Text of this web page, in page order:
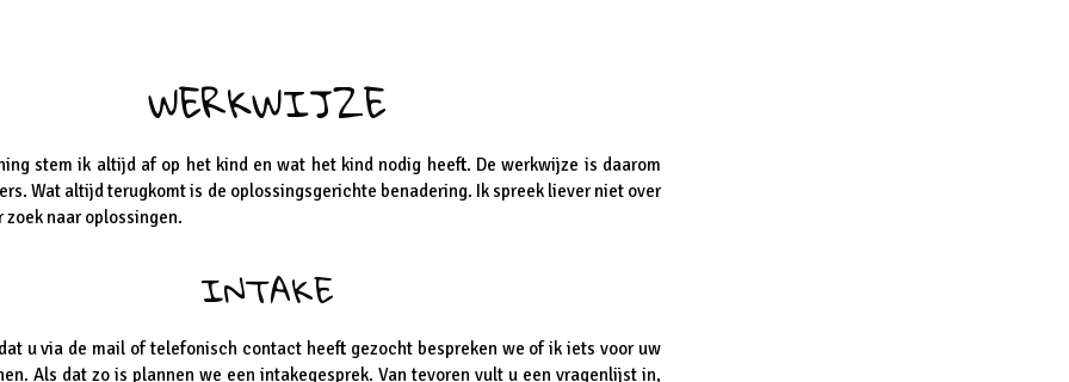
WERKWIJZE
stem ik altijd af op het kind en wat het kind nodig heeft. De werkwijze is daarom
Wat altijd terugkomt is de oplossingsgerichte benadering. Ik spreek liever niet over
zoek naar oplossingen.
INTAKE
u via de mail of telefonisch contact heeft gezocht bespreken we of ik iets voor uw
Als dat zo is plannen we een intakegesprek. Van tevoren vult u een vragenlijst in,